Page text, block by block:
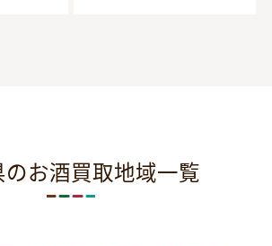
お酒買取地域一覧